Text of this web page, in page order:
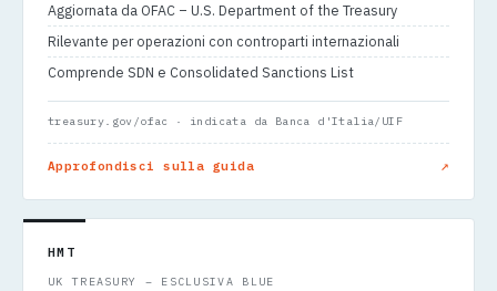
Aggiornata da OFAC – U.S. Department of the Treasury
Rilevante per operazioni con controparti internazionali
Comprende SDN e Consolidated Sanctions List
treasury.gov/ofac · indicata da Banca d'Italia/UIF
Approfondisci sulla guida ↗
HMT
UK TREASURY – ESCLUSIVA BLUE